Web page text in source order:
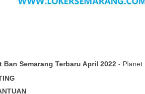
Semarang Terbaru April 2022 - Planet